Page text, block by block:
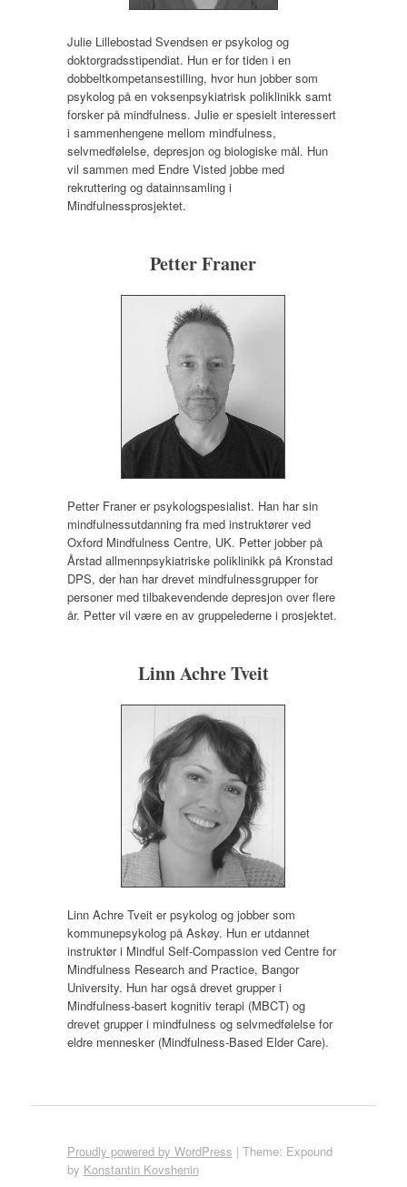
Julie Lillebostad Svendsen er psykolog og
doktorgradsstipendiat. Hun er for tiden i en
dobbeltkompetansestilling, hvor hun jobber som
psykolog på en voksenpsykiatrisk poliklinikk samt
forsker på mindfulness. Julie er spesielt interessert
i sammenhengene mellom mindfulness,
selvmedfølelse, depresjon og biologiske mål. Hun
vil sammen med Endre Visted jobbe med
rekruttering og datainnsamling i
Mindfulnessprosjektet.
Petter Franer
Petter Franer er psykologspesialist. Han har sin
mindfulnessutdanning fra med instruktører ved
Oxford Mindfulness Centre, UK. Petter jobber på
Årstad allmennpsykiatriske poliklinikk på Kronstad
DPS, der han har drevet mindfulnessgrupper for
personer med tilbakevendende depresjon over flere
år. Petter vil være en av gruppelederne i prosjektet.
Linn Achre Tveit
Linn Achre Tveit er psykolog og jobber som
kommunepsykolog på Askøy. Hun er utdannet
instruktør i Mindful Self-Compassion ved Centre for
Mindfulness Research and Practice, Bangor
University. Hun har også drevet grupper i
Mindfulness-basert kognitiv terapi (MBCT) og
drevet grupper i mindfulness og selvmedfølelse for
eldre mennesker (Mindfulness-Based Elder Care).
Proudly powered by WordPress | Theme: Expound
by Konstantin Kovshenin